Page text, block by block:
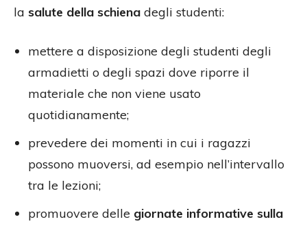
la salute della schiena degli studenti:
mettere a disposizione degli studenti degli
armadietti o degli spazi dove riporre il
materiale che non viene usato
quotidianamente;
prevedere dei momenti in cui i ragazzi
possono muoversi, ad esempio nell’intervallo
tra le lezioni;
promuovere delle giornate informative sulla